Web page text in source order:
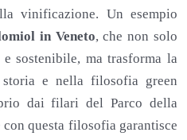
vinificazione. Un esempio
in Veneto, che non solo
sostenibile, ma trasforma la
e nella filosofia green
dai filari del Parco della
questa filosofia garantisce